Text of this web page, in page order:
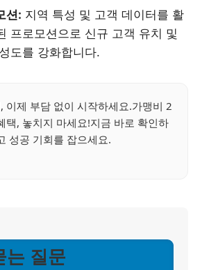
션: 지역 특성 및 고객 데이터를 활
프로모션으로 신규 고객 유치 및
도를 강화합니다.
이제 부담 없이 시작하세요.가맹비 2
택, 놓치지 마세요!지금 바로 확인하
성공 기회를 잡으세요.
는 질문